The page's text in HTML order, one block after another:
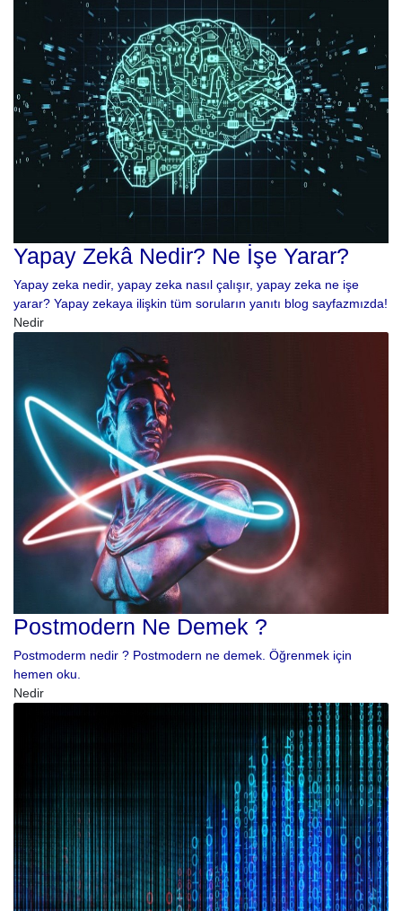
Yapay Zekâ Nedir? Ne İşe Yarar?
Yapay zeka nedir, yapay zeka nasıl çalışır, yapay zeka ne işe
yarar? Yapay zekaya ilişkin tüm soruların yanıtı blog sayfazmızda!
Nedir
Postmodern Ne Demek ?
Postmoderm nedir ? Postmodern ne demek. Öğrenmek için
hemen oku.
Nedir